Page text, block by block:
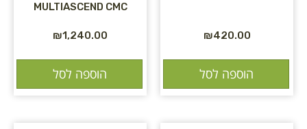
₪420.00
הוספה לסל
MULTIASCEND CMC
₪1,240.00
הוספה לסל